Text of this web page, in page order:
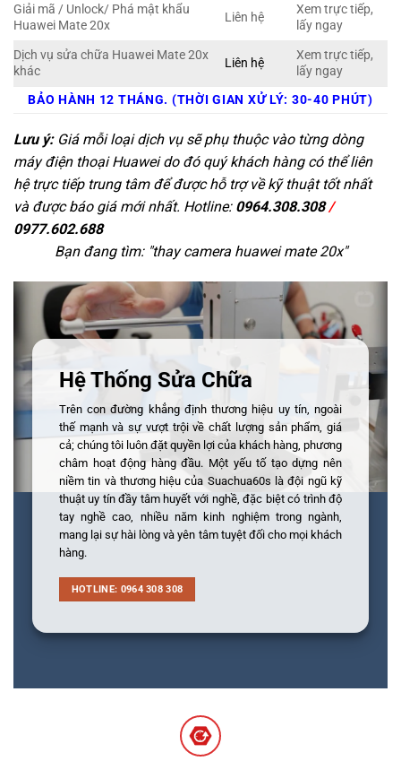
Giải mã / Unlock/ Phá mật khẩu
Huawei Mate 20x
Liên hệ
Xem trực tiếp,
lấy ngay
Dịch vụ sửa chữa Huawei Mate 20x
khác
Liên hệ
Xem trực tiếp,
lấy ngay
BẢO HÀNH 12 THÁNG. (THỜI GIAN XỬ LÝ: 30-40 PHÚT)
Lưu ý:Giá mỗi loại dịch vụ sẽ phụ thuộc vào từng dòng
máy điện thoại Huawei do đó quý khách hàng có thể liên
hệ trực tiếp trung tâm để được hỗ trợ về kỹ thuật tốt nhất
và được báo giá mới nhất. Hotline: 0964.308.308/
0977.602.688
Bạn đang tìm: "thay camera huawei mate 20x"
Hệ Thống Sửa Chữa
Trên con đường khẳng định thương hiệu uy tín, ngoài
thế mạnh và sự vượt trội về chất lượng sản phẩm, giá
cả; chúng tôi luôn đặt quyền lợi của khách hàng, phương
châm hoạt động hàng đầu. Một yếu tố tạo dựng nên
niềm tin và thương hiệu của Suachua60s là đội ngũ kỹ
thuật uy tín đầy tâm huyết với nghề, đặc biệt có trình độ
tay nghề cao, nhiều năm kinh nghiệm trong ngành,
mang lại sự hài lòng và yên tâm tuyệt đối cho mọi khách
hàng.
HOTLINE: 0964 308 308